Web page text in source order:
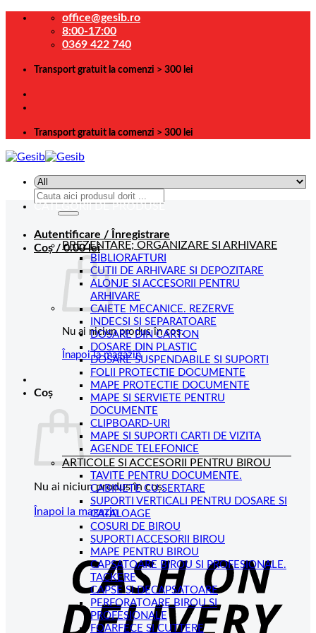
Skip
office@gesib.ro
8:00-17:00
0369 422 740
Transport gratuit la comenzi > 300 lei
Transport gratuit la comenzi > 300 lei
Caută
Autentificare / Înregistrare
Coș /0.00lei
Nu ai niciun produs în coș.
Înapoi la magazin
Coș
Nu ai niciun produs în coș.
Înapoi la magazin
CATEGORII DE PRODUSE
PREZENTARE; ORGANIZARE SI ARHIVARE
BIBLIORAFTURI
CUTII DE ARHIVARE SI DEPOZITARE
ALONJE SI ACCESORII PENTRU
ARHIVARE
CAIETE MECANICE. REZERVE
INDECSI SI SEPARATOARE
DOSARE DIN CARTON
DOSARE DIN PLASTIC
DOSARE SUSPENDABILE SI SUPORTI
FOLII PROTECTIE DOCUMENTE
MAPE PROTECTIE DOCUMENTE
MAPE SI SERVIETE PENTRU
DOCUMENTE
CLIPBOARD-URI
MAPE SI SUPORTI CARTI DE VIZITA
AGENDE TELEFONICE
ARTICOLE SI ACCESORII PENTRU BIROU
TAVITE PENTRU DOCUMENTE.
CABINETE CU SERTARE
SUPORTI VERTICALI PENTRU DOSARE SI
CATALOAGE
COSURI DE BIROU
SUPORTI ACCESORII BIROU
MAPE PENTRU BIROU
CAPSATOARE BIROU SI PROFESIONALE.
TACKERE
CAPSE SI DECAPSATOARE
PERFORATOARE BIROU SI
PROFESIONALE
FOARFECE SI CUTTERE